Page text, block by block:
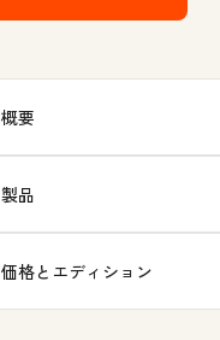
概要
製品
価格とエディション